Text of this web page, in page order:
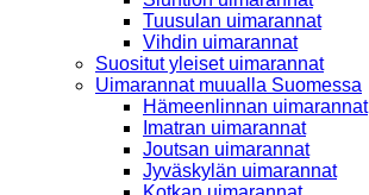
Tuusulan uimarannat
Vihdin uimarannat
Suositut yleiset uimarannat
Uimarannat muualla Suomessa
Hämeenlinnan uimarannat
Imatran uimarannat
Joutsan uimarannat
Jyväskylän uimarannat